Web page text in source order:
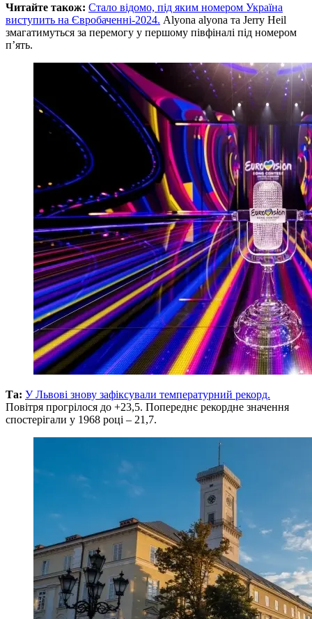
Читайте також: Стало відомо, під яким номером Україна
виступить на Євробаченні-2024. Alyona alyona та Jerry Heil
змагатимуться за перемогу у першому півфіналі під номером
п’ять.
Та: У Львові знову зафіксували температурний рекорд.
Повітря прогрілося до +23,5. Попереднє рекордне значення
спостерігали у 1968 році – 21,7.